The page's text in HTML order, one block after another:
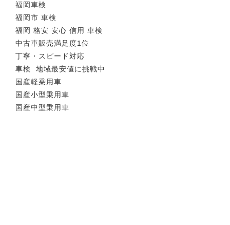
福岡車検
福岡市 車検
福岡 格安 安心 信用 車検
中古車販売満足度1位
丁寧・スピード対応
車検 地域最安値に挑戦中
国産軽乗用車
国産小型乗用車
国産中型乗用車